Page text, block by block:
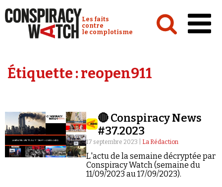
Conspiracy Watch :
Les faits
contre
le complotisme
Analyses
Vidéos
Émissions
Revues de presse
Étiquette :reopen911
🔴 Conspiracy News
#37.2023
17 septembre 2023 | La Rédaction
L'actu de la semaine décryptée par
Conspiracy Watch (semaine du
11/09/2023 au 17/09/2023).